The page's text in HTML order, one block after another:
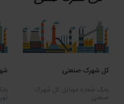
کل شهرک صنعتی
بانک شماره موبایل کل شهرک
صنعتی